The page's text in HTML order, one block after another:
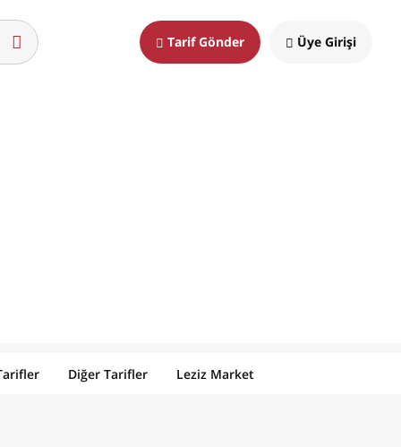
Tarif Gönder Üye Girişi
Diğer Tarifler Leziz Market